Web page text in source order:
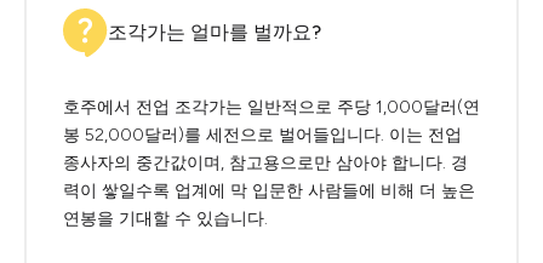
조각가는 얼마를 벌까요?
호주에서 전업 조각가는 일반적으로 주당 1,000달러(연
봉 52,000달러)를 세전으로 벌어들입니다. 이는 전업
종사자의 중간값이며, 참고용으로만 삼아야 합니다. 경
력이 쌓일수록 업계에 막 입문한 사람들에 비해 더 높은
연봉을 기대할 수 있습니다.